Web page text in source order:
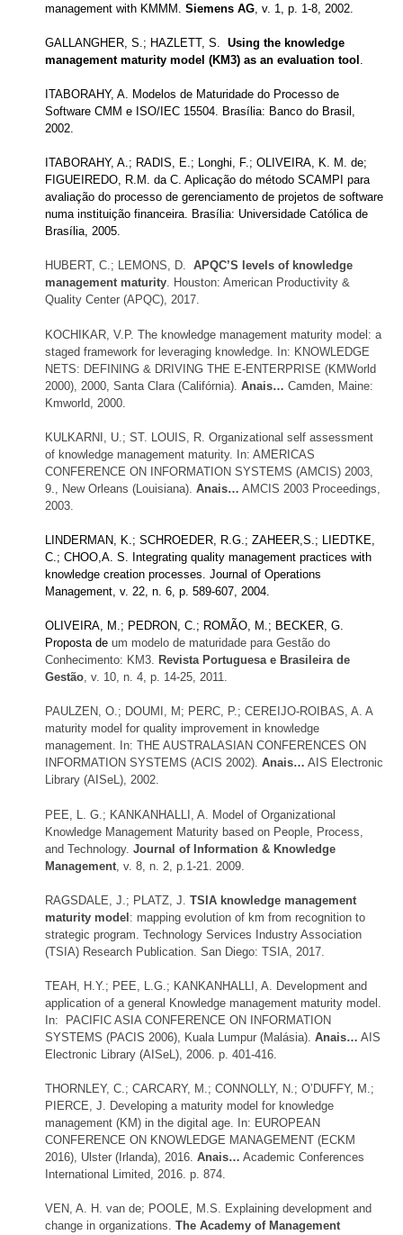
management with KMMM. Siemens AG , v. 1, p. 1-8, 2002.
GALLANGHER, S.; HAZLETT, S. Using the knowledge
management maturity model (KM3) as an evaluation tool
ITABORAHY, A. Modelos de Maturidade do Processo de
Software CMM e ISO/IEC 15504. Brasília: Banco do Brasil,
2002.
ITABORAHY, A.; RADIS, E.; Longhi, F.; OLIVEIRA, K. M. de;
FIGUEIREDO, R.M. da C. Aplicação do método SCAMPI para
avaliação do processo de gerenciamento de projetos de software
numa instituição financeira. Brasília: Universidade Católica de
Brasília, 2005.
HUBERT, C.; LEMONS, D. APQC’S levels of knowledge
management maturity. Houston: American Productivity &
Quality Center (APQC), 2017.
KOCHIKAR, V.P. The knowledge management maturity model: a
staged framework for leveraging knowledge. In: KNOWLEDGE
NETS: DEFINING & DRIVING THE E-ENTERPRISE (KMWorld
2000), 2000, Santa Clara (Califórnia). Anais… Camden, Maine:
Kmworld, 2000.
KULKARNI, U.; ST. LOUIS, R. Organizational self assessment
of knowledge management maturity. In: AMERICAS
CONFERENCE ON INFORMATION SYSTEMS (AMCIS) 2003,
9., New Orleans (Louisiana). Anais… AMCIS 2003 Proceedings,
2003.
LINDERMAN, K.; SCHROEDER, R.G.; ZAHEER,S.; LIEDTKE,
C.; CHOO,A. S. Integrating quality management practices with
knowledge creation processes. Journal of Operations
Management, v. 22, n. 6, p. 589-607, 2004.
OLIVEIRA, M.; PEDRON, C.; ROMÃO, M.; BECKER, G.
Proposta de um modelo de maturidade para Gestão do
Conhecimento: KM3. Revista Portuguesa e Brasileira de
Gestão, v. 10, n. 4, p. 14-25, 2011.
PAULZEN, O.; DOUMI, M; PERC, P.; CEREIJO-ROIBAS, A. A
maturity model for quality improvement in knowledge
management. In: THE AUSTRALASIAN CONFERENCES ON
INFORMATION SYSTEMS (ACIS 2002). Anais… AIS Electronic
Library (AISeL), 2002.
PEE, L. G.; KANKANHALLI, A. Model of Organizational
Knowledge Management Maturity based on People, Process,
and Technology. Journal of Information & Knowledge
Management , v. 8, n. 2, p.1-21. 2009.
RAGSDALE, J.; PLATZ, J. TSIA knowledge management
maturity model : mapping evolution of km from recognition to
strategic program. Technology Services Industry Association
(TSIA) Research Publication. San Diego: TSIA, 2017.
TEAH, H.Y.; PEE, L.G.; KANKANHALLI, A. Development and
application of a general Knowledge management maturity model.
In: PACIFIC ASIA CONFERENCE ON INFORMATION
SYSTEMS (PACIS 2006), Kuala Lumpur (Malásia). Anais… AIS
Electronic Library (AISeL), 2006. p. 401-416.
THORNLEY, C.; CARCARY, M.; CONNOLLY, N.; O’DUFFY, M.;
PIERCE, J. Developing a maturity model for knowledge
management (KM) in the digital age. In: EUROPEAN
CONFERENCE ON KNOWLEDGE MANAGEMENT (ECKM
2016), Ulster (Irlanda), 2016. Anais… Academic Conferences
International Limited, 2016. p. 874.
VEN, A. H. van de; POOLE, M.S. Explaining development and
change in organizations. The Academy of Management